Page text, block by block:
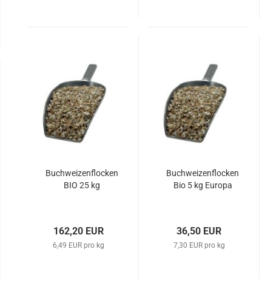
Buchweizenflocken
BIO 25 kg
162,20 EUR
6,49 EUR pro kg
Buchweizenflocken
Bio 5 kg Europa
36,50 EUR
7,30 EUR pro kg